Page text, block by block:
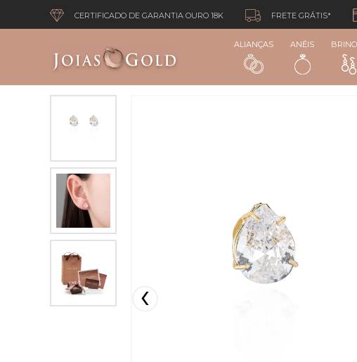
CERTIFICADO DE GARANTIA OURO 18K FRETE GRÁTIS*
ALIANÇAS ANÉIS